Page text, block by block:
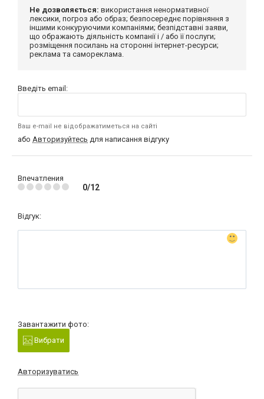
Не дозволяється: використання ненормативної
лексики, погроз або образ; безпосереднє порівняння з
іншими конкуруючими компаніями; безпідставні заяви,
що ображають діяльність компанії і / або її послуги;
розміщення посилань на сторонні інтернет-ресурси;
реклама та самореклама.
Введіть email:
Ваш e-mail не відображатиметься на сайті
або Авторизуйтесь для написання відгуку
Впечатления
0/12
Відгук:
Завантажити фото:
Вибрати
Авторизуватись